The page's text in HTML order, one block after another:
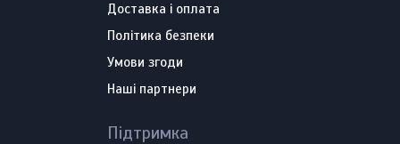
Доставка і оплата
Політика безпеки
Умови згоди
Наші партнери
Підтримка